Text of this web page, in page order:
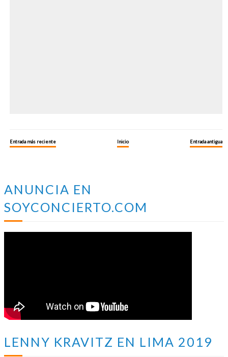
Entrada más reciente Entrada antigua
Inicio
ANUNCIA EN
SOYCONCIERTO.COM
LENNY KRAVITZ EN LIMA 2019